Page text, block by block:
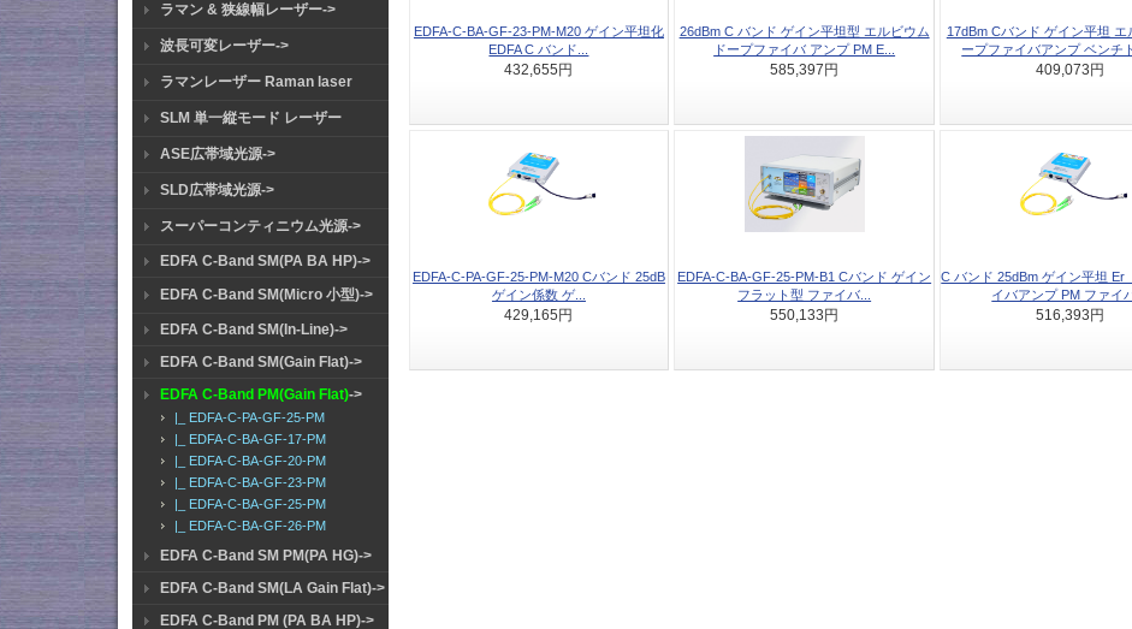
ラマン & 狭線幅レーザー->
波長可変レーザー->
ラマンレーザー Raman laser
SLM 単一縦モード レーザー
ASE広帯域光源->
SLD広帯域光源->
スーパーコンティニウム光源->
EDFA C-Band SM(PA BA HP)->
EDFA C-Band SM(Micro 小型)->
EDFA C-Band SM(In-Line)->
EDFA C-Band SM(Gain Flat)->
EDFA C-Band PM(Gain Flat)->
|_ EDFA-C-PA-GF-25-PM
|_ EDFA-C-BA-GF-17-PM
|_ EDFA-C-BA-GF-20-PM
|_ EDFA-C-BA-GF-23-PM
|_ EDFA-C-BA-GF-25-PM
|_ EDFA-C-BA-GF-26-PM
EDFA C-Band SM PM(PA HG)->
EDFA C-Band SM(LA Gain Flat)->
EDFA C-Band PM (PA BA HP)->
EDFA-C-BA-GF-23-PM-M20 ゲイン平坦化
EDFA C バンド...
432,655円
26dBm C バンド ゲイン平坦型 エルビウム
ドープファイバ アンプ PM E...
585,397円
17dBm Cバンド ゲイン平坦 エ
ープファイバアンプ ベンチ
409,073円
EDFA-C-PA-GF-25-PM-M20 Cバンド 25dB
ゲイン係数 ゲ...
429,165円
EDFA-C-BA-GF-25-PM-B1 Cバンド ゲイン
フラット型 ファイバ...
550,133円
C バンド 25dBm ゲイン平坦 Er
イバアンプ PM ファイ
516,393円